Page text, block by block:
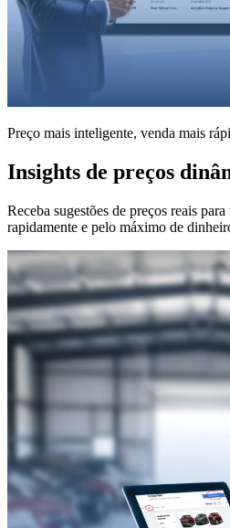
Preço mais inteligente, venda mais
Insights de preços
Receba sugestões de preços reais
rapidamente e pelo máximo de